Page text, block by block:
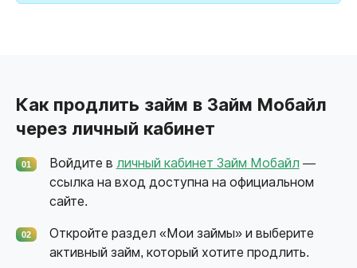
Как продлить займ в Займ Мобайл
через личный кабинет
01 Войдите в личный кабинет Займ Мобайл —
ссылка на вход доступна на официальном
сайте.
02
Откройте раздел «Мои займы» и выберите
активный займ, который хотите продлить.